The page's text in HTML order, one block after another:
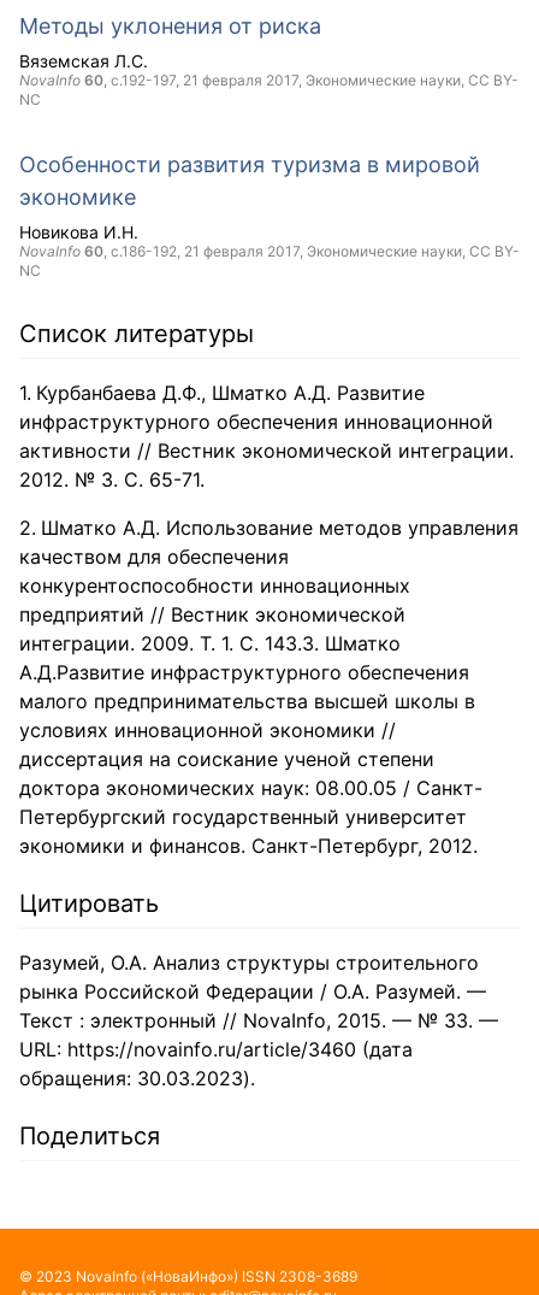
Методы уклонения от риска
Вяземская Л.С.
NovaInfo 60, с.192-197, 21 февраля 2017, Экономические науки, CC BY-
NC
Особенности развития туризма в мировой
экономике
Новикова И.Н.
NovaInfo 60, с.186-192, 21 февраля 2017, Экономические науки, CC BY-
NC
Список литературы
Курбанбаева Д.Ф., Шматко А.Д. Развитие
инфраструктурного обеспечения инновационной
активности // Вестник экономической интеграции.
2012. № 3. С. 65-71.
Шматко А.Д. Использование методов управления
качеством для обеспечения
конкурентоспособности инновационных
предприятий // Вестник экономической
интеграции. 2009. Т. 1. С. 143.3. Шматко
А.Д.Развитие инфраструктурного обеспечения
малого предпринимательства высшей школы в
условиях инновационной экономики //
диссертация на соискание ученой степени
доктора экономических наук: 08.00.05 / Санкт-
Петербургский государственный университет
экономики и финансов. Санкт-Петербург, 2012.
Цитировать
Разумей, О.А. Анализ структуры строительного
рынка Российской Федерации / О.А. Разумей. —
Текст : электронный // NovaInfo, 2015. — № 33. —
URL: https://novainfo.ru/article/3460 (дата
обращения: 30.03.2023).
Поделиться
© 2023 NovaInfo («НоваИнфо») ISSN 2308-3689